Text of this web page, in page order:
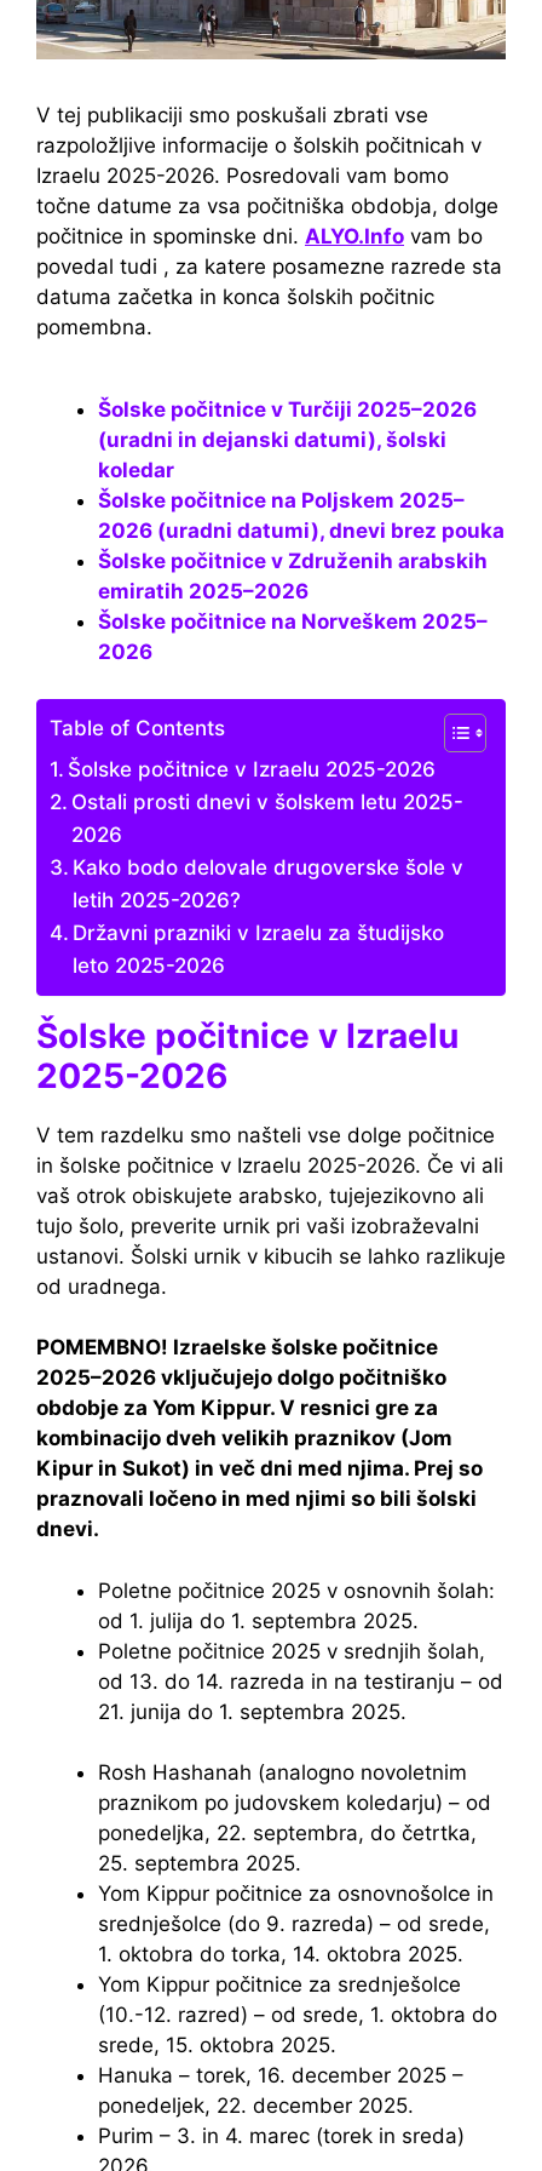
V tej publikaciji smo poskušali zbrati vse
razpoložljive informacije o šolskih počitnicah v
Izraelu 2025-2026. Posredovali vam bomo
točne datume za vsa počitniška obdobja, dolge
počitnice in spominske dni. ALYO.Info vam bo
povedal tudi , za katere posamezne razrede sta
datuma začetka in konca šolskih počitnic
pomembna.
Šolske počitnice v Turčiji 2025–2026
(uradni in dejanski datumi), šolski
koledar
Šolske počitnice na Poljskem 2025–
2026 (uradni datumi), dnevi brez pouka
Šolske počitnice v Združenih arabskih
emiratih 2025–2026
Šolske počitnice na Norveškem 2025–
2026
Table of Contents
Šolske počitnice v Izraelu 2025-2026
Ostali prosti dnevi v šolskem letu 2025-
2026
Kako bodo delovale drugoverske šole v
letih 2025-2026?
Državni prazniki v Izraelu za študijsko
leto 2025-2026
Šolske počitnice v Izraelu
2025-2026
V tem razdelku smo našteli vse dolge počitnice
in šolske počitnice v Izraelu 2025-2026. Če vi ali
vaš otrok obiskujete arabsko, tujejezikovno ali
tujo šolo, preverite urnik pri vaši izobraževalni
ustanovi. Šolski urnik v kibucih se lahko razlikuje
od uradnega.
POMEMBNO! Izraelske šolske počitnice
2025–2026 vključujejo dolgo počitniško
obdobje za Yom Kippur. V resnici gre za
kombinacijo dveh velikih praznikov (Jom
Kipur in Sukot) in več dni med njima. Prej so
praznovali ločeno in med njimi so bili šolski
dnevi.
Poletne počitnice 2025 v osnovnih šolah:
od 1. julija do 1. septembra 2025.
Poletne počitnice 2025 v srednjih šolah,
od 13. do 14. razreda in na testiranju – od
21. junija do 1. septembra 2025.
Rosh Hashanah (analogno novoletnim
praznikom po judovskem koledarju) – od
ponedeljka, 22. septembra, do četrtka,
25. septembra 2025.
Yom Kippur počitnice za osnovnošolce in
srednješolce (do 9. razreda) – od srede,
1. oktobra do torka, 14. oktobra 2025.
Yom Kippur počitnice za srednješolce
(10.-12. razred) – od srede, 1. oktobra do
srede, 15. oktobra 2025.
Hanuka – torek, 16. december 2025 –
ponedeljek, 22. december 2025.
Purim – 3. in 4. marec (torek in sreda)